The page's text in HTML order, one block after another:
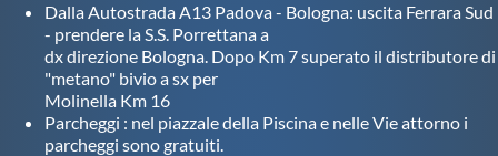
Videogallery
Intranet
Dalla Autostrada A13 Padova - Bologna: uscita Ferrara Sud
- prendere la S.S. Porrettana a
dx direzione Bologna. Dopo Km 7 superato il distributore di
"metano" bivio a sx per
Molinella Km 16
Parcheggi : nel piazzale della Piscina e nelle Vie attorno i
parcheggi sono gratuiti.